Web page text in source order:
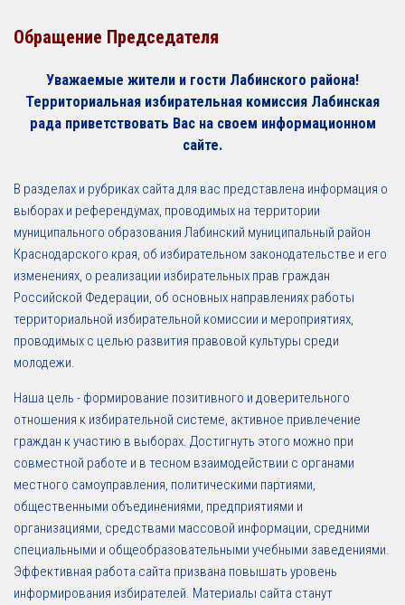
Обращение Председателя
Уважаемые жители и гости Лабинского района!
Территориальная избирательная комиссия Лабинская
рада приветствовать Вас на своем информационном
сайте.
В разделах и рубриках сайта для вас представлена информация о
выборах и референдумах, проводимых на территории
муниципального образования Лабинский муниципальный район
Краснодарского края, об избирательном законодательстве и его
изменениях, о реализации избирательных прав граждан
Российской Федерации, об основных направлениях работы
территориальной избирательной комиссии и мероприятиях,
проводимых с целью развития правовой культуры среди
молодежи.
Наша цель - формирование позитивного и доверительного
отношения к избирательной системе, активное привлечение
граждан к участию в выборах. Достигнуть этого можно при
совместной работе и в тесном взаимодействии с органами
местного самоуправления, политическими партиями,
общественными объединениями, предприятиями и
организациями, средствами массовой информации, средними
специальными и общеобразовательными учебными заведениями.
Эффективная работа сайта призвана повышать уровень
информирования избирателей. Материалы сайта станут